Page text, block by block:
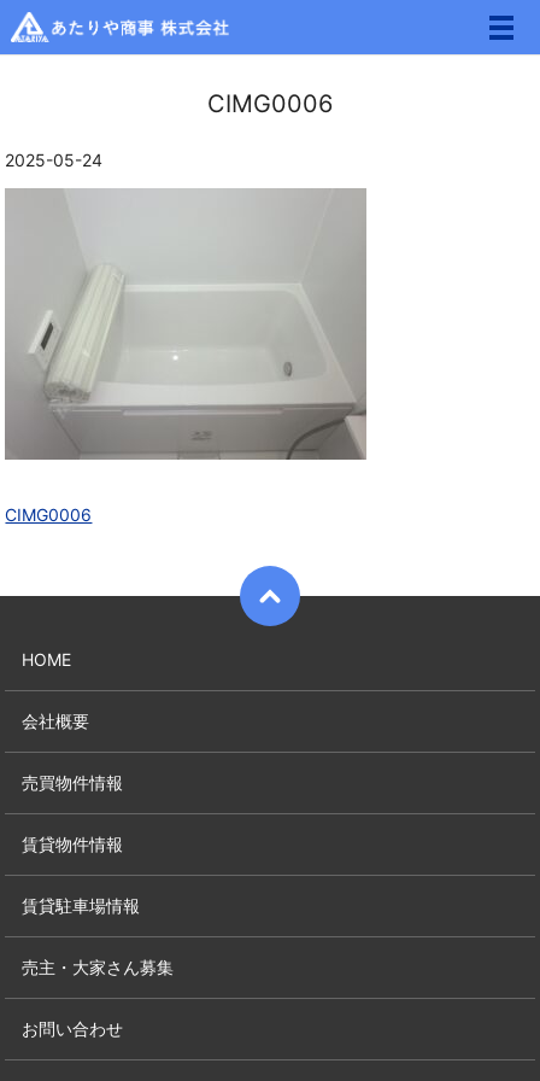
メ
CIMG0006
2025-05-24
CIMG0006
HOME
会社概要
売買物件情報
賃貸物件情報
賃貸駐車場情報
売主・大家さん募集
お問い合わせ